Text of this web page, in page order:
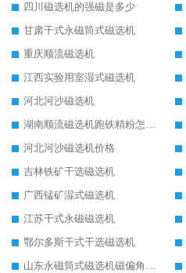
四川磁选机的强磁是多少
甘肃干式永磁筒式磁选机
重庆顺流磁选机
江西实验用室湿式磁选机
河北河沙磁选机
湖南顺流磁选机跑铁精粉怎么处理
河北河沙磁选机价格
吉林铁矿干选磁选机
广西锰矿湿式磁选机
江苏干式永磁磁选机
鄂尔多斯干式干选磁选机
山东永磁筒式磁选机磁偏角怎么调整